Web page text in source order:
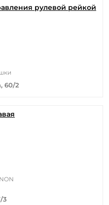
рулевой рейкой
60/2
3